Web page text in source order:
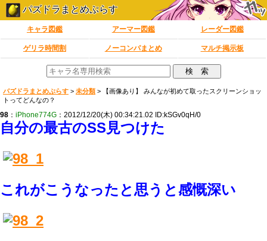
パズドラまとめぷらす
キャラ図鑑 アーマー図鑑 レーダー図鑑
ゲリラ時間割 ノーコンパまとめ マルチ掲示板
パズドラまとめぷらす > 未分類 >
【画像あり】 みんなが初めて取ったスクリーンショッ
トってどんなの？
98 ： iPhone774G ：2012/12/20(木) 00:34:21.02 ID:kSGv0qH/0
自分の最古のSS見つけた
これがこうなったと思うと感慨深い